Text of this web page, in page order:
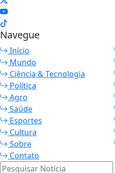
Navegue
Início
Mundo
Ciência & Tecnologia
Política
Agro
Saúde
Esportes
Cultura
Sobre
Contato
Pesquisar Notícia